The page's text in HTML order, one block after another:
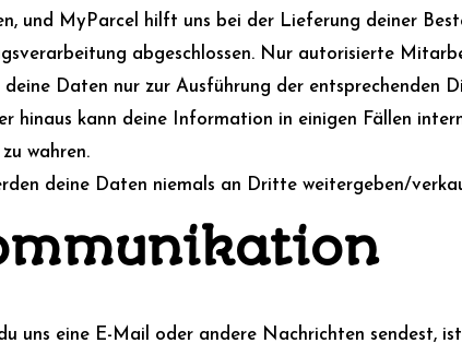
und MyParcel hilft uns bei der Lieferung deiner
abgeschlossen. Nur autorisierte
deine Daten nur zur Ausführung der entsprechenden
hinaus kann deine Information in einigen Fällen
wahren.
deine Daten niemals an Dritte weitergeben/
uns eine E-Mail oder andere Nachrichten sendest,